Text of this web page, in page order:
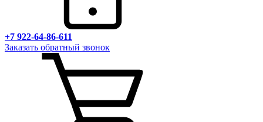
+7 922-64-86-611
Заказать обратный звонок